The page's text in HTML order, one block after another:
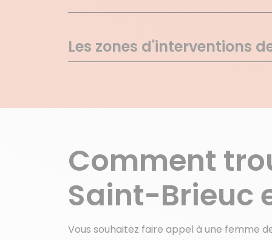
Les zones d'interventions
Caroual
Frehel
Graces
Henanbihen
Hillion
Voir plus de villes
Comment
Saint-Brieuc
Vous souhaitez faire appel à une femme